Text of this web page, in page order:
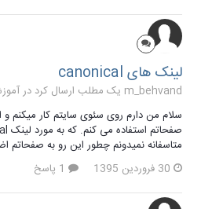
لینک های canonical
m_behvand یک مطلب ارسال کرد در
سلام من دارم روی سئوی سایتم کار میکنم و
متاسفانه نمیدونم چطور این رو به صفحاتم
30 فروردین 1395